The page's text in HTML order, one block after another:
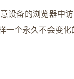
设备的浏览器中
一个永久不会变